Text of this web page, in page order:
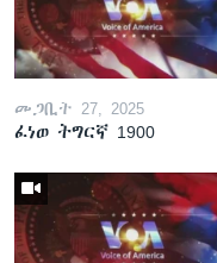
መጋቢት 27, 2025
ፈነወ ትግርኛ 1900